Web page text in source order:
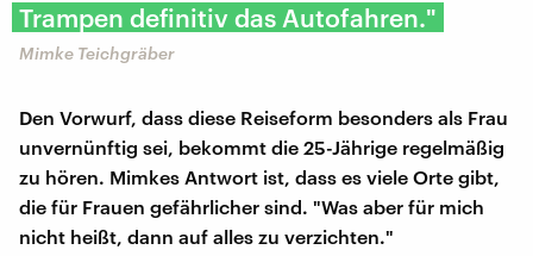
Trampen definitiv das Autofahren."
Mimke Teichgräber
Den Vorwurf, dass diese Reiseform besonders als Frau
unvernünftig sei, bekommt die 25-Jährige regelmäßig
zu hören. Mimkes Antwort ist, dass es viele Orte gibt,
die für Frauen gefährlicher sind. "Was aber für mich
nicht heißt, dann auf alles zu verzichten."